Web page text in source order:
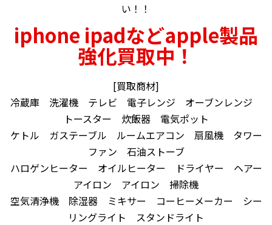
い！！
iphone ipadなどapple製品
強化買取中！
[買取商材]
冷蔵庫 洗濯機 テレビ 電子レンジ オーブンレンジ
トースター 炊飯器 電気ポット
ケトル ガステーブル ルームエアコン 扇風機 タワー
ファン 石油ストーブ
ハロゲンヒーター オイルヒーター ドライヤー ヘアー
アイロン アイロン 掃除機
空気清浄機 除湿器 ミキサー コーヒーメーカー シー
リングライト スタンドライト